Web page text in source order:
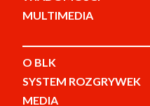
MULTIMEDIA
O BLK
SYSTEM ROZGRYWEK
MEDIA